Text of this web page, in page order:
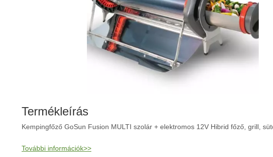
Termékleírás
Kempingfőző GoSun Fusion MULTI szolár + elektromos 12V Hibrid főző, grill,
További információk>>